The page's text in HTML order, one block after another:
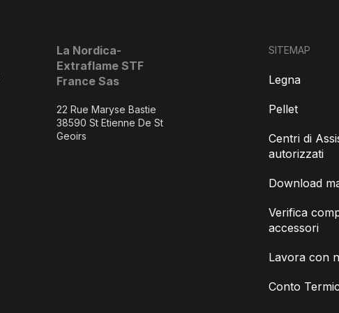
La Nordica-
Extraflame STF
France Sas
22 Rue Maryse Bastie
38590 St Etienne De St
Geoirs
SITEMAP
Legna
Pellet
Centri di
autorizzati
Download
Verifica
accessori
Lavora con
Conto